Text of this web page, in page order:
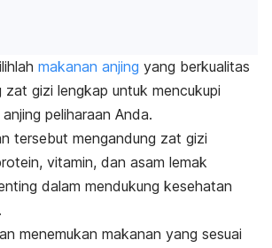
makanan anjing yang berkualitas
zat gizi lengkap untuk mencukupi
peliharaan Anda.
tersebut mengandung zat gizi
vitamin, dan asam lemak
dalam mendukung kesehatan
menemukan makanan yang sesuai